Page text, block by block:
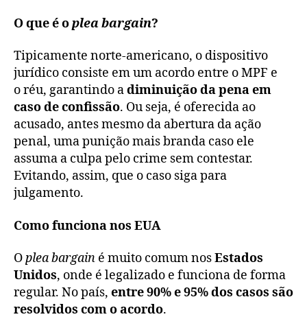
O que é opleabargain?
Tipicamente norte-americano, o dispositivo
jurídico consiste em um acordo entre o MPF e
o réu, garantindo adiminuição da pena em
caso de confissão. Ou seja, é oferecida ao
acusado, antes mesmo da abertura da ação
penal, uma punição mais branda caso ele
assuma a culpa pelo crime sem contestar.
Evitando, assim, que o caso siga para
julgamento.
Como funciona nos EUA
Opleabargain é muito comum nosEstados
Unidos, onde é legalizado e funciona de forma
regular. No país, entre 90% e 95% dos casos são
resolvidos com o acordo.